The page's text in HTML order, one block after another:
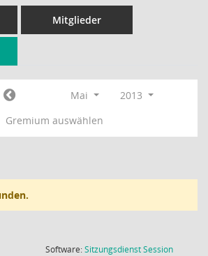
Mitglieder
Mai
2013
Gremium auswählen
Software:SitzungsdienstSession(Wird in